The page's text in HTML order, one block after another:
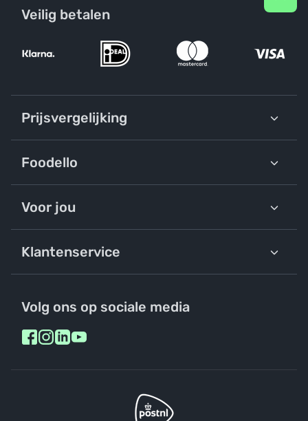
Veilig betalen
Prijsvergelijking
Foodello
Voor jou
Klantenservice
Volg ons op sociale media